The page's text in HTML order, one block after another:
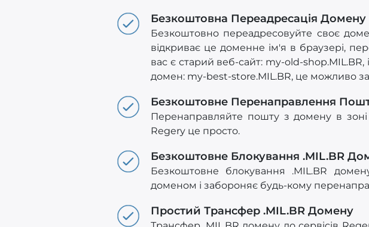
Безкоштовна Переадресація Домену
Безкоштовно переадресовуйте своє
відкриває це доменне ім'я в браузері,
вас є старий веб-сайт: my-old-shop.MIL.BR,
домен: my-best-store.MIL.BR, це можливо
Безкоштовне Перенаправлення
Перенаправляйте пошту з домену в
Regery це просто.
Безкоштовне Блокування .MIL.BR
Безкоштовне блокування .MIL.BR
доменом і забороняє будь-кому
Простий Трансфер .MIL.BR Домену